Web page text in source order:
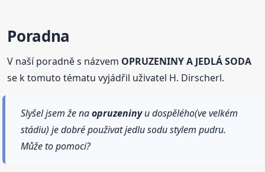
Poradna
V naší poradně s názvem OPRUZENINY A JEDLÁ SODA
se k tomuto tématu vyjádřil uživatel H. Dirscherl.
Slyšel jsem že naopruzeninyu dospělého(ve velkém
stádiu) je dobré použivat jedlu sodu stylem pudru.
Může to pomoci?